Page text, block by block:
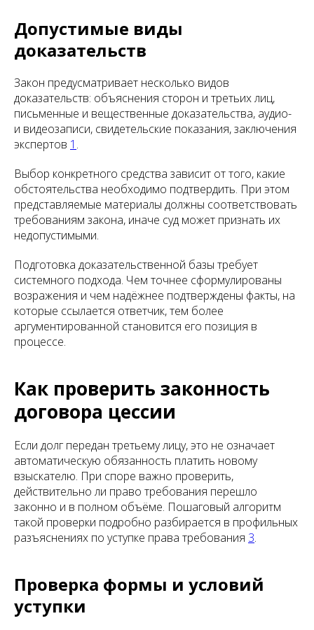
Допустимые виды
доказательств
Закон предусматривает несколько видов
доказательств: объяснения сторон и третьих лиц,
письменные и вещественные доказательства, аудио-
и видеозаписи, свидетельские показания, заключения
экспертов 1 .
Выбор конкретного средства зависит от того, какие
обстоятельства необходимо подтвердить. При этом
представляемые материалы должны соответствовать
требованиям закона, иначе суд может признать их
недопустимыми.
Подготовка доказательственной базы требует
системного подхода. Чем точнее сформулированы
возражения и чем надёжнее подтверждены факты, на
которые ссылается ответчик, тем более
аргументированной становится его позиция в
процессе.
Как проверить законность
договора цессии
Если долг передан третьему лицу, это не означает
автоматическую обязанность платить новому
взыскателю. При споре важно проверить,
действительно ли право требования перешло
законно и в полном объёме. Пошаговый алгоритм
такой проверки подробно разбирается в профильных
разъяснениях по уступке права требования 3.
Проверка формы и условий
уступки